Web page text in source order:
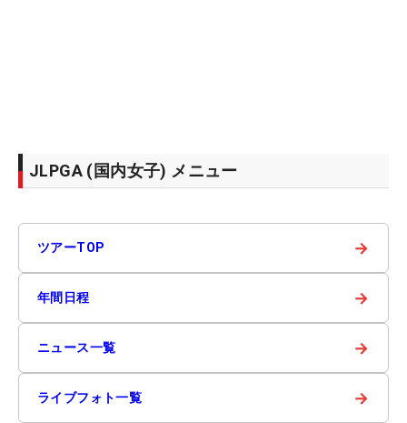
JLPGA (国内女子) メニュー
ツアーTOP →
年間日程 →
ニュース一覧 →
ライブフォト一覧 →